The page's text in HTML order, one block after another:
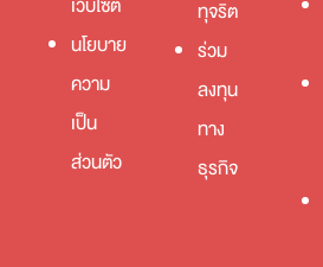
นโยบาย
ความ
เป็น
ส่วนตัว
ทุจริต
ร่วม
ลงทุน
ทาง
ธุรกิจ